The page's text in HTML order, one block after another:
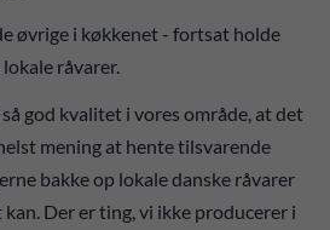
øvrige i køkkenet - fortsat holde
råvarer.
god kvalitet i vores område, at det
mening at hente tilsvarende
bakke op lokale danske råvarer
Der er ting, vi ikke producerer i